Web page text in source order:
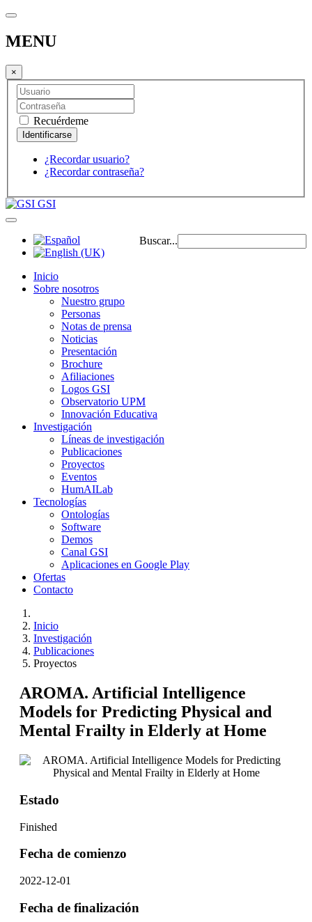
MENU
×
Recuérdeme
¿Recordar usuario?
¿Recordar contraseña?
GSI
Buscar...
Inicio
Sobre nosotros
Nuestro grupo
Personas
Notas de prensa
Noticias
Presentación
Brochure
Afiliaciones
Logos GSI
Observatorio UPM
Innovación Educativa
Investigación
Líneas de investigación
Publicaciones
Proyectos
Eventos
HumAILab
Tecnologías
Ontologías
Software
Demos
Canal GSI
Aplicaciones en Google Play
Ofertas
Contacto
Inicio
Investigación
Publicaciones
Proyectos
AROMA. Artificial Intelligence
Models for Predicting Physical and
Mental Frailty in Elderly at Home
Estado
Finished
Fecha de comienzo
2022-12-01
Fecha de finalización